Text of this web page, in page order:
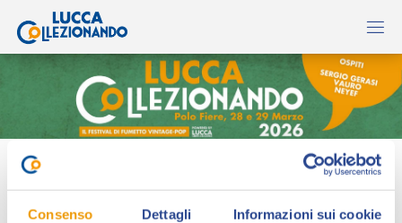
Consenso Dettagli Informazioni sui cookie
Tavoleoriginali.net